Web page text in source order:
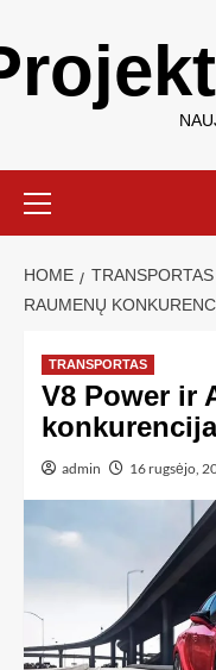
HOME TRANSPORTAS
RAUMENŲ
TRANSPORTAS
V8 Power ir
konkurencija
admin 16 rugsėjo,